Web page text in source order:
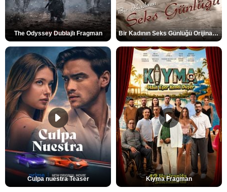
The Odyssey Dublajlı Fragman Bir Kadının Seks Günlüğü Orijinal Fragman
Culpa nuestra Teaser Kıyma Fragman